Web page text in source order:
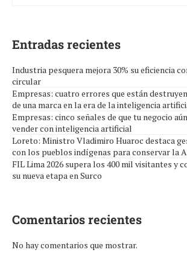
Entradas recientes
Industria pesquera mejora 30% su eficiencia
circular
Empresas: cuatro errores que están
de una marca en la era de la inteligencia
Empresas: cinco señales de que tu negocio
vender con inteligencia artificial
Loreto: Ministro Vladimiro Huaroc destaca
con los pueblos indígenas para conservar la
FIL Lima 2026 supera los 400 mil visitantes y
su nueva etapa en Surco
Comentarios recientes
No hay comentarios que mostrar.